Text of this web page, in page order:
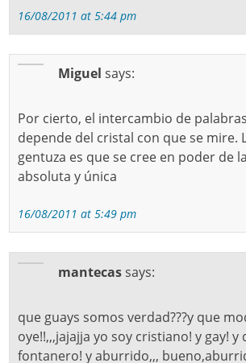
16/08/2011 at 5:44 pm
Miguel says:
Por cierto, el intercambio de
depende del cristal con que se mire.
gentuza es que se cree en poder de
absoluta y única
16/08/2011 at 5:49 pm
mantecas says:
que guays somos verdad???y que
oye!!,,,jajajja yo soy cristiano! y gay! y
fontanero! y aburrido,,,